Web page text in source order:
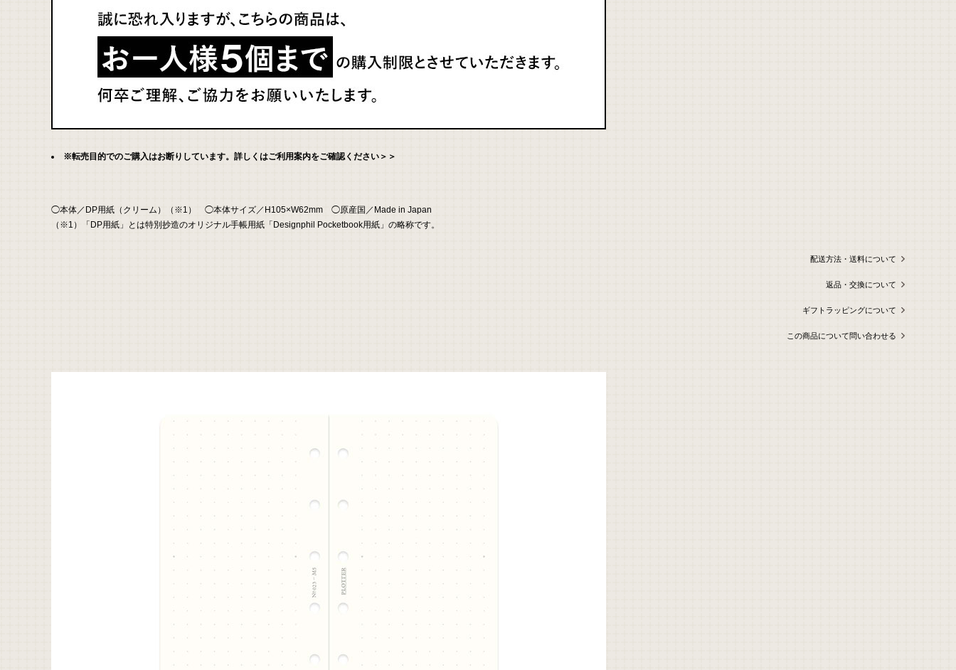
※転売目的でのご購入はお断りしています。詳しくはご利用案内をご確認ください＞＞
◯本体／DP用紙（クリーム）（※1） ◯本体サイズ／H105×W62mm ◯原産国／Made in Japan
（※1）「DP用紙」とは特別抄造のオリジナル手帳用紙「Designphil Pocketbook用紙」の略称です。
配送方法・送料について
返品・交換について
ギフトラッピングについて
この商品について問い合わせる